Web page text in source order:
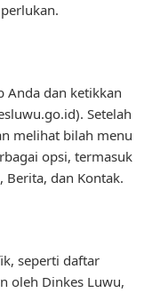
Anda dan ketikkan
Setelah
melihat bilah menu
opsi, termasuk
Berita, dan Kontak.
seperti daftar
oleh Dinkes Luwu,